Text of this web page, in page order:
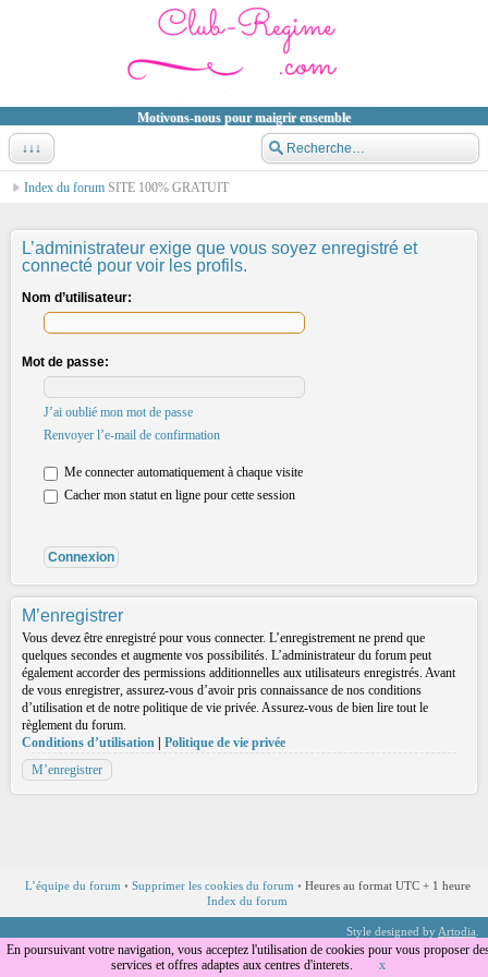
Motivons-nous pour maigrir ensemble
↓↓↓
Index du forum SITE 100% GRATUIT
L’administrateur exige que vous soyez enregistré et
connecté pour voir les profils.
Nom d’utilisateur:
Mot de passe:
J’ai oublié mon mot de passe
Renvoyer l’e-mail de confirmation
Me connecter automatiquement à chaque visite
Cacher mon statut en ligne pour cette session
M’enregistrer
Vous devez être enregistré pour vous connecter. L’enregistrement ne prend que
quelques secondes et augmente vos possibilités. L’administrateur du forum peut
également accorder des permissions additionnelles aux utilisateurs enregistrés. Avant
de vous enregistrer, assurez-vous d’avoir pris connaissance de nos conditions
d’utilisation et de notre politique de vie privée. Assurez-vous de bien lire tout le
règlement du forum.
Conditions d’utilisation
Politique de vie privée
M’enregistrer
L’équipe du forum • Supprimer les cookies du forum • Heures au format UTC + 1 heure
Index du forum
Traduction par phpBB-fr.com
Style designed by Artodia
En poursuivant votre navigation, vous acceptez l'utilisation de cookies pour vous proposer
services et offres adaptes aux centres d'interets.
x